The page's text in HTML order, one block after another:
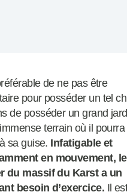
de ne pas être
pour posséder un tel
de posséder un grand
terrain où il pourra
sa guise. Infatigable et
en mouvement, le
du massif du Karst a un
besoin d’exercice. Il